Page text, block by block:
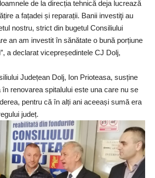
de la direcția tehnică deja lucrează
a fațadei și reparații. Banii investiţi au
nostru, strict din bugetul Consiliului
an am investit în sănătate o bună porțiune
a declarat vicepreședintele CJ Dolj,
Județean Dolj, Ion Prioteasa, susține
renovarea spitalului este una care nu se
pentru că în alți ani aceeași sumă era
județ.